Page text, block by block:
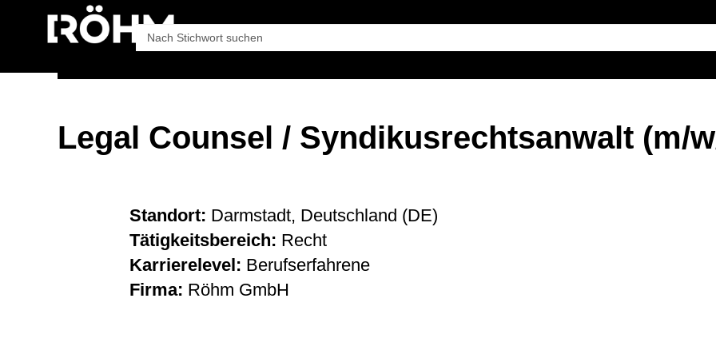
Unternehmen
Legal Counsel / Syndikusrechtsanwalt (m/
Standort: Darmstadt, Deutschland (DE)
Tätigkeitsbereich: Recht
Karrierelevel: Berufserfahrene
Firma: Röhm GmbH